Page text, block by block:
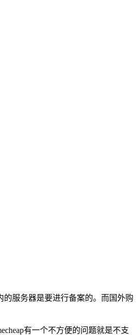
服务器是要进行备案的。而国外购
有一个不方便的问题就是不支